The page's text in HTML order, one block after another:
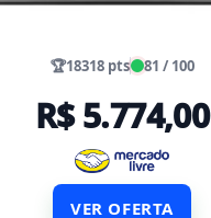
🏆18318 pts 81 / 100
R$ 5.774,00
VER OFERTA